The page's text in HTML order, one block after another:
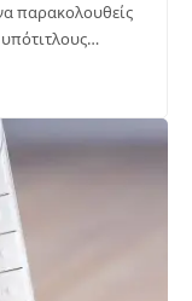
παρακολουθείς
υπότιτλους…